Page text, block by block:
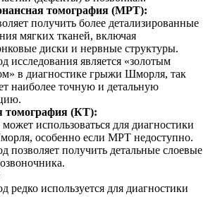
томография (МРТ):
получить более детализированные
мягких тканей, включая
диски и нервные структуры.
исследования является «золотым
в диагностике грыжи Шморля, так
наиболее точную и детальную
томография (КТ):
использоваться для диагностики
особенно если МРТ недоступно.
позволяет получить детальные слоевые
редко используется для диагностики